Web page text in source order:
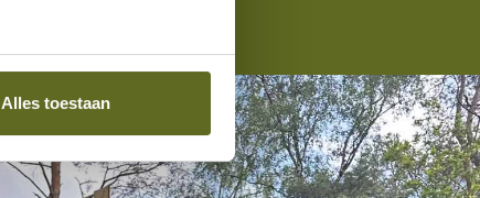
Alles toestaan